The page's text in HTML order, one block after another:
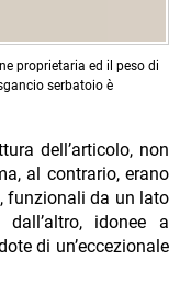
proprietaria ed il peso di
serbatoio è
dell’articolo, non
al contrario, erano
funzionali da un lato
idonee a
di un’eccezionale